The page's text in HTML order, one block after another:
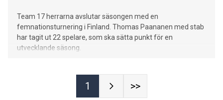
Team 17 herrarna avslutar säsongen med en
femnationsturnering i Finland. Thomas Paananen med stab
har tagit ut 22 spelare, som ska sätta punkt för en
utvecklande säsong.
1 >>